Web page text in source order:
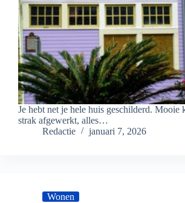
Je hebt net je hele huis geschilderd. Mooie
strak afgewerkt, alles…
Redactie
januari 7, 2026
Wonen